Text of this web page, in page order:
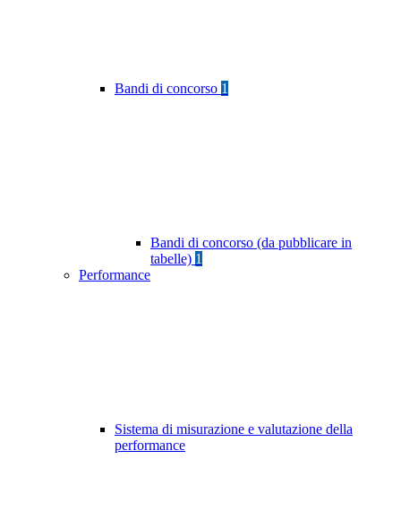
Bandi di concorso 1
Bandi di concorso (da pubblicare in
tabelle) 1
Performance
Sistema di misurazione e valutazione della
performance